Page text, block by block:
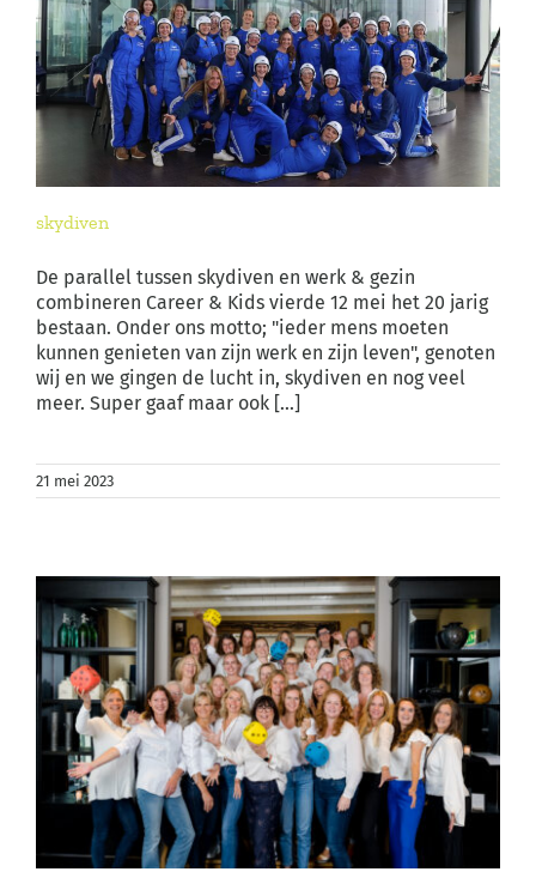
skydiven
De parallel tussen skydiven en werk & gezin
combineren Career & Kids vierde 12 mei het 20 jarig
bestaan. Onder ons motto; "ieder mens moeten
kunnen genieten van zijn werk en zijn leven", genoten
wij en we gingen de lucht in, skydiven en nog veel
meer. Super gaaf maar ook [...]
21 mei 2023